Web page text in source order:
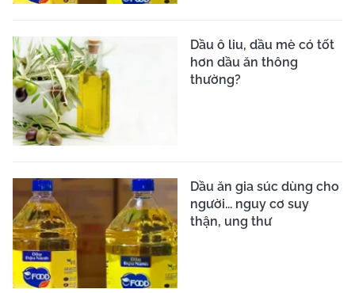
Dầu ô liu, dầu mè có tốt
hơn dầu ăn thông
thường?
Dầu ăn gia súc dùng cho
người... nguy cơ suy
thận, ung thư